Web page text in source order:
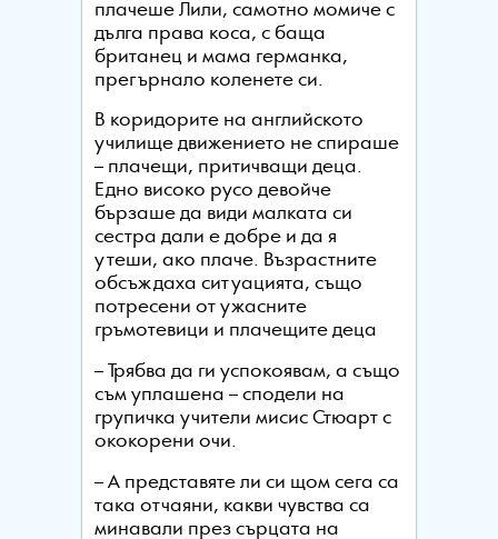
плачеше Лили, самотно момиче с
дълга права коса, с баща
британец и мама германка,
прегърнало коленете си.
В коридорите на английското
училище движението не спираше
– плачещи, притичващи деца.
Едно високо русо девойче
бързаше да види малката си
сестра дали е добре и да я
утеши, ако плаче. Възрастните
обсъждаха ситуацията, също
потресени от ужасните
гръмотевици и плачещите деца
– Трябва да ги успокоявам, а също
съм уплашена – сподели на
групичка учители мисис Стюарт с
ококорени очи.
– А представяте ли си щом сега са
така отчаяни, какви чувства са
минавали през сърцата на